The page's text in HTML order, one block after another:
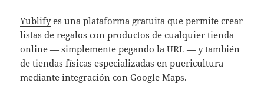
Yublifyes una plataforma gratuita que permite crear
listas de regalos con productos de cualquier tienda
online — simplemente pegando la URL — y también
de tiendas físicas especializadas en puericultura
mediante integración con Google Maps.